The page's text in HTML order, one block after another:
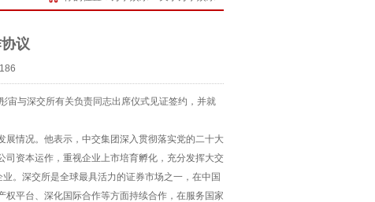
议
宙与深交所有关负责同志出席仪式见证签约，并就
情况。他表示，中交集团深入贯彻落实党的二十大
资本运作，重视企业上市培育孵化，充分发挥大交
。深交所是全球最具活力的证券市场之一，在中国
平台、深化国际合作等方面持续合作，在服务国家